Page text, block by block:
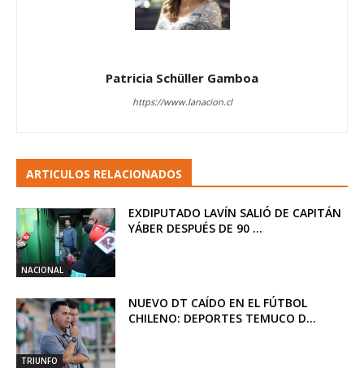
Patricia Schüller Gamboa
https://www.lanacion.cl
ARTICULOS RELACIONADOS
NACIONAL
EXDIPUTADO LAVÍN SALIÓ DE CAPITÁN
YÁBER DESPUÉS DE 90 ...
TRIUNFO
NUEVO DT CAÍDO EN EL FÚTBOL
CHILENO: DEPORTES TEMUCO D...